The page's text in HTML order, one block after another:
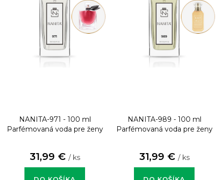
NANITA-971 - 100 ml
Parfémovaná voda pre ženy
31,99 € / ks
NANITA-989 - 100 ml
Parfémovaná voda pre ženy
31,99 € / ks